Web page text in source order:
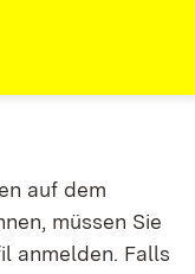
auf dem
müssen Sie
anmelden. Falls